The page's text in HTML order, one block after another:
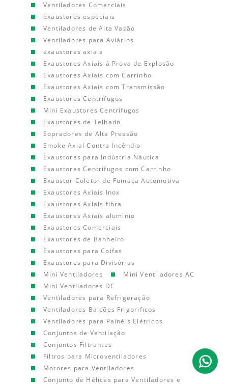
Ventiladores Comerciais
exaustores especiais
Ventiladores de Alta Vazão
Ventiladores para Aviários
exaustores axiais
Exaustores Axiais à Prova de Explosão
Exaustores Axiais com Carrinho
Exaustores Axiais com Transmissão
Exaustores Centrífugos
Mini Exaustores Centrífugos
Exaustores de Telhado
Sopradores de Alta Pressão
Smoke Axial Contra Incêndio
Exaustores para Indústria Náutica
Exaustores Centrífugos com Carrinho
Exaustor Coletor de Fumaça Automotiva
Exaustores Axiais Inox
Exaustores Axiais fibra
Exaustores Axiais aluminio
Exaustores Comerciais
Exaustores de Banheiro
Exaustores para Coifas
Exaustores para Divisórias
Mini Ventiladores
Mini Ventiladores AC
Mini Ventiladores DC
Ventiladores para Refrigeração
Ventiladores Balcões Frigorificos
Ventiladores para Painéis Elétricos
Conjuntos de Ventilação
Conjuntos Filtrantes
Filtros para Microventiladores
Motores para Ventiladores
Conjunto de Hélices para Ventiladores e